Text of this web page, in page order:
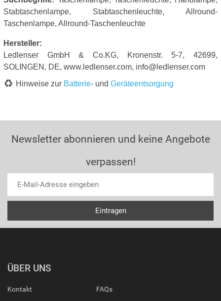
Stabtaschenlampe, Stabtaschenleuchte, Allround-
Taschenlampe, Allround-Taschenleuchte
Hersteller:
Ledlenser GmbH & Co.KG, Kronenstr. 5-7, 42699,
SOLINGEN, DE, www.ledlenser.com, info@ledlenser.com
Hinweise zur Batterie- und Geräteentsorgung
Newsletter abonnieren und keine Angebote
verpassen!
ÜBER UNS
Kontakt FAQs